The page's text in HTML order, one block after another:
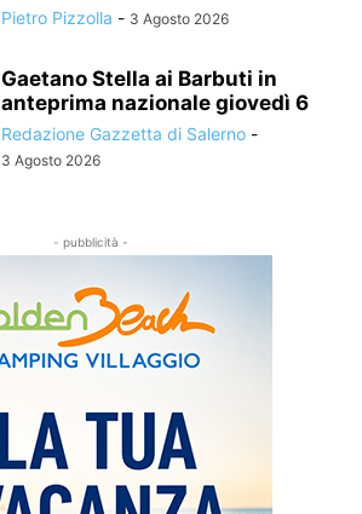
Pietro Pizzolla - 3 Agosto 2026
Gaetano Stella ai Barbuti in
anteprima nazionale giovedì 6
Redazione Gazzetta di Salerno -
3 Agosto 2026
- pubblicità -